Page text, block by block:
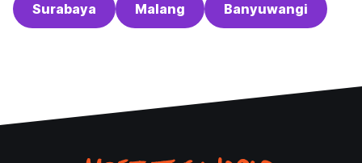
Surabaya Malang Banyuwangi